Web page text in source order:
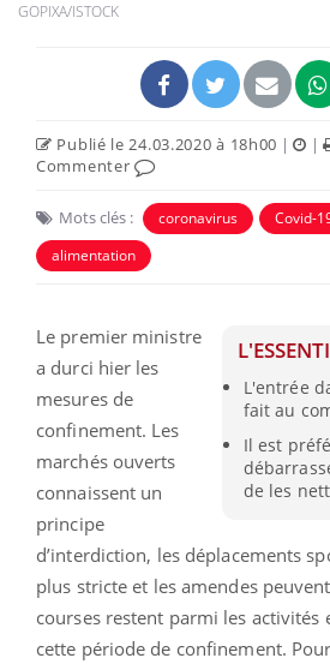
GOPIXA/ISTOCK
Publié le 24.03.2020 à 18h00 | |
Commenter
Mots clés : coronavirus Covid-
alimentation
L'entrée
fait au
Il est
de les
Le premier ministre
a durci hier les
mesures de
confinement. Les
marchés ouverts
connaissent un
principe
d’interdiction, les déplacements
plus stricte et les amendes
courses restent parmi les activités
cette période de confinement.